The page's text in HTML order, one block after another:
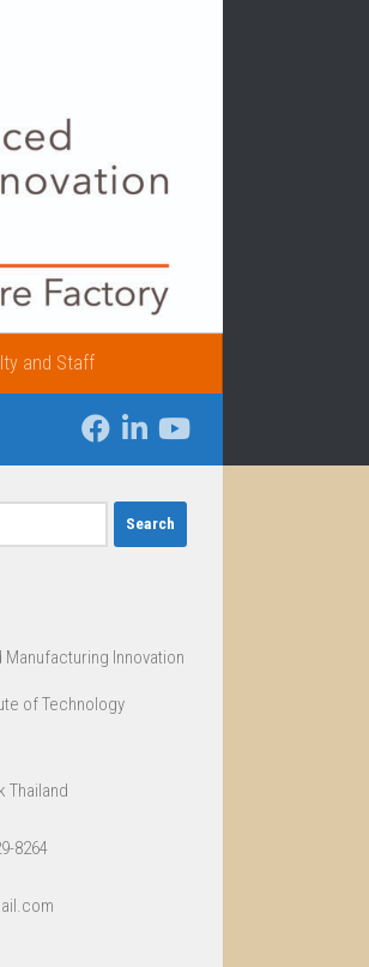
and Staff
Innovation
of Technology
Thailand
8264